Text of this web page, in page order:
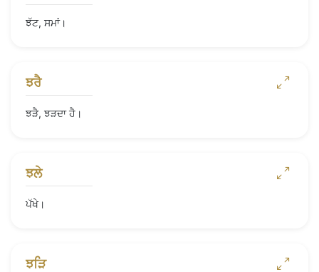
ਝੱਟ, ਸਮਾਂ।
ਝਰੈ
ਝੜੈ, ਝੜਦਾ ਹੈ।
ਝਲੇ
ਪੱਖੇ।
ਝੜਿ